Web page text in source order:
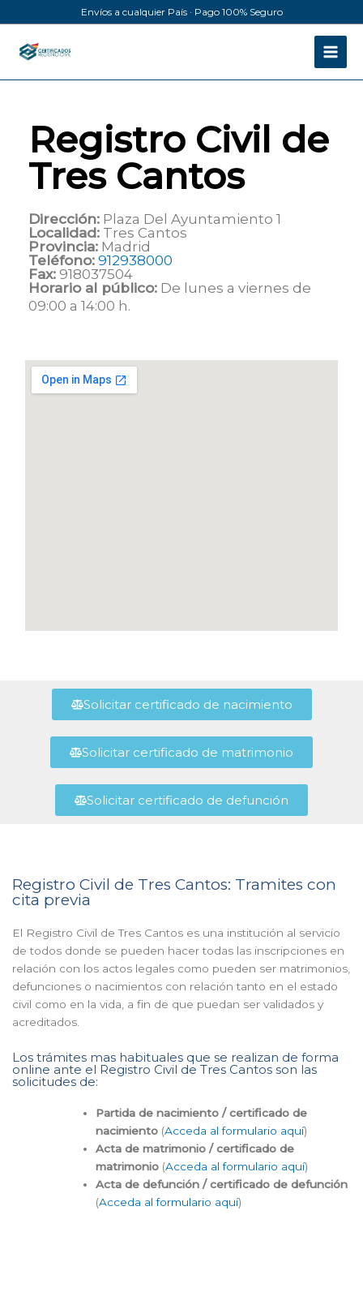
al
contenido
Envíos a cualquier País · Pago 100% Seguro
Registro Civil de
Tres Cantos
Dirección: Plaza Del Ayuntamiento 1
Localidad: Tres Cantos
Provincia: Madrid
Teléfono: 912938000
Fax: 918037504
Horario al público: De lunes a viernes de
09:00 a 14:00 h.
Solicitar certificado de nacimiento
Solicitar certificado de matrimonio
Solicitar certificado de defunción
Registro Civil de Tres Cantos: Tramites con
cita previa
El Registro Civil de Tres Cantos es una institución al servicio
de todos donde se pueden hacer todas las inscripciones en
relación con los actos legales como pueden ser matrimonios,
defunciones o nacimientos con relación tanto en el estado
civil como en la vida, a fin de que puedan ser validados y
acreditados.
Los trámites mas habituales que se realizan de forma
online ante el Registro Civil de Tres Cantos son las
solicitudes de:
Partida de nacimiento / certificado de
nacimiento(Acceda al formulario aquí)
Acta de matrimonio / certificado de
matrimonio(Acceda al formulario aquí)
Acta de defunción / certificado de defunción
(Acceda al formulario aquí)